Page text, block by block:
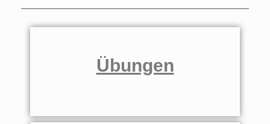
Übungen